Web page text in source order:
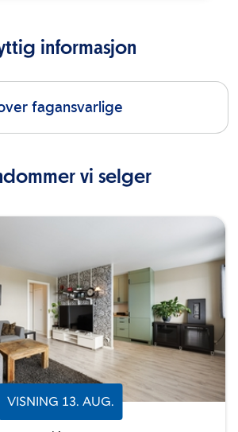
informasjon
fagansvarlige
vi selger
VISNING 13. AUG.